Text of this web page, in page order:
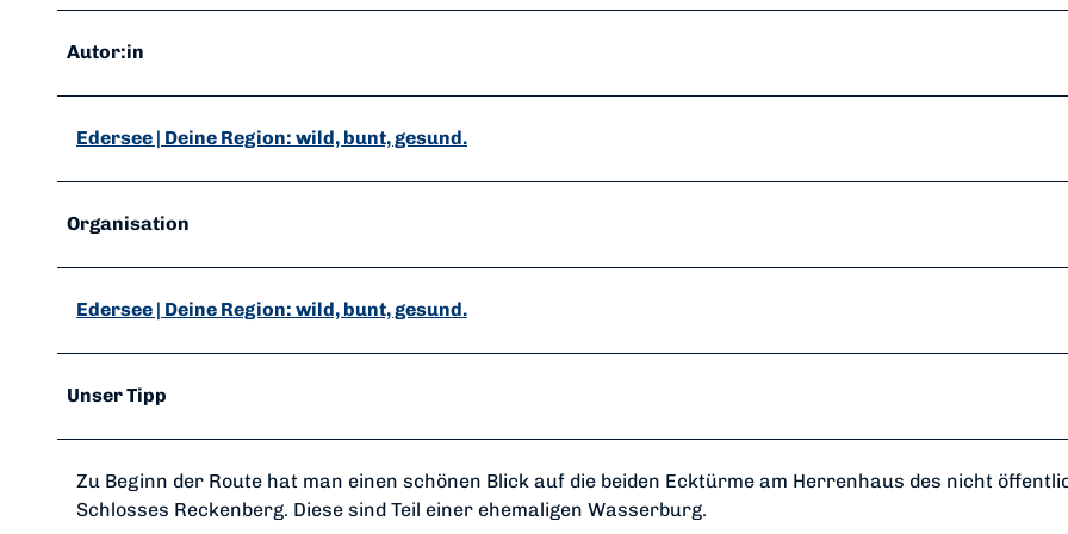
Autor:in
Edersee | Deine Region: wild, bunt, gesund.
Organisation
Edersee | Deine Region: wild, bunt, gesund.
Unser Tipp
Zu Beginn der Route hat man einen schönen Blick auf die beiden Ecktürme am Herrenhaus des nicht
Schlosses Reckenberg. Diese sind Teil einer ehemaligen Wasserburg.